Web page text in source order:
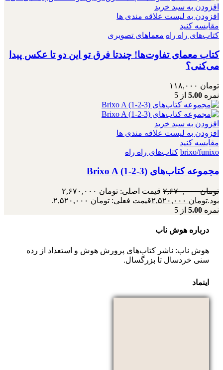
افزودن به سبد خرید
افزودن به لیست علاقه مندی ها
مقایسه کنید
کتاب‌های راه راه معماهای تصویری
کتاب معمای تفاوت‌ها! چندتا فرق تو این دو تا عکس پیدا
می‌کنی؟
تومان
نمره 5.00 از 5
افزودن به سبد خرید
افزودن به لیست علاقه مندی ها
مقایسه کنید
brixo/funixo کتاب‌های راه راه
مجموعه کتاب‌های Brixo A (1-2-3)
تومان۲,۶۷۰,۰۰۰
قیمت اصلی: تومان ۲,۶۷۰,۰۰۰
بود.تومان
قیمت فعلی: تومان ۲,۵۲۰,۰۰۰.
نمره 5.00 از 5
درباره هوش ناب
هوش ناب: ناشر کتاب‌های پرورش هوش و استعداد از رده
سنی خردسال تا بزرگسال.
اینماد